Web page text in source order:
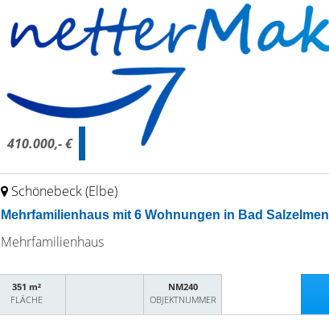
410.000,- €
Schönebeck (Elbe)
Mehrfamilienhaus mit 6 Wohnungen in Bad Salzelmen
Mehrfamilienhaus
351 m²
FLÄCHE
NM240
OBJEKTNUMMER